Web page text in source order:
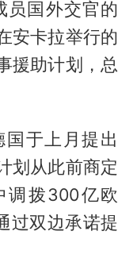
员国外交官的
安卡拉举行的
援助计划，总
于上月提出
划从此前商定
调拨300亿欧
过双边承诺提